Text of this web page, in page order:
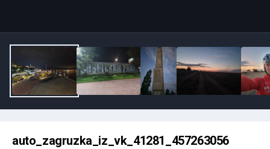
auto_zagruzka_iz_vk_41281_457263056